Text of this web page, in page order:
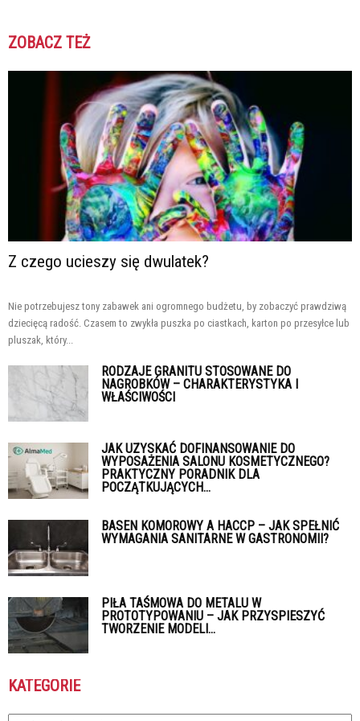
ZOBACZ TEŻ
Z czego ucieszy się dwulatek?
Nie potrzebujesz tony zabawek ani ogromnego budżetu, by zobaczyć prawdziwą
dziecięcą radość. Czasem to zwykła puszka po ciastkach, karton po przesyłce lub
pluszak, który...
RODZAJE GRANITU STOSOWANE DO
NAGROBKÓW – CHARAKTERYSTYKA I
WŁAŚCIWOŚCI
JAK UZYSKAĆ DOFINANSOWANIE DO
WYPOSAŻENIA SALONU KOSMETYCZNEGO?
PRAKTYCZNY PORADNIK DLA
POCZĄTKUJĄCYCH...
BASEN KOMOROWY A HACCP – JAK SPEŁNIĆ
WYMAGANIA SANITARNE W GASTRONOMII?
PIŁA TAŚMOWA DO METALU W
PROTOTYPOWANIU – JAK PRZYSPIESZYĆ
TWORZENIE MODELI...
KATEGORIE
Kategorie